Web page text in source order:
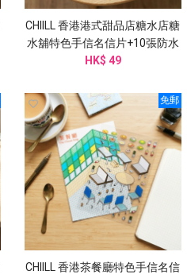
CHIILL 香港港式甜品店糖水店糖
水舖特色手信名信片+10張防水
貼紙
HK$ 49
免郵
CHIILL 香港茶餐廳特色手信名信